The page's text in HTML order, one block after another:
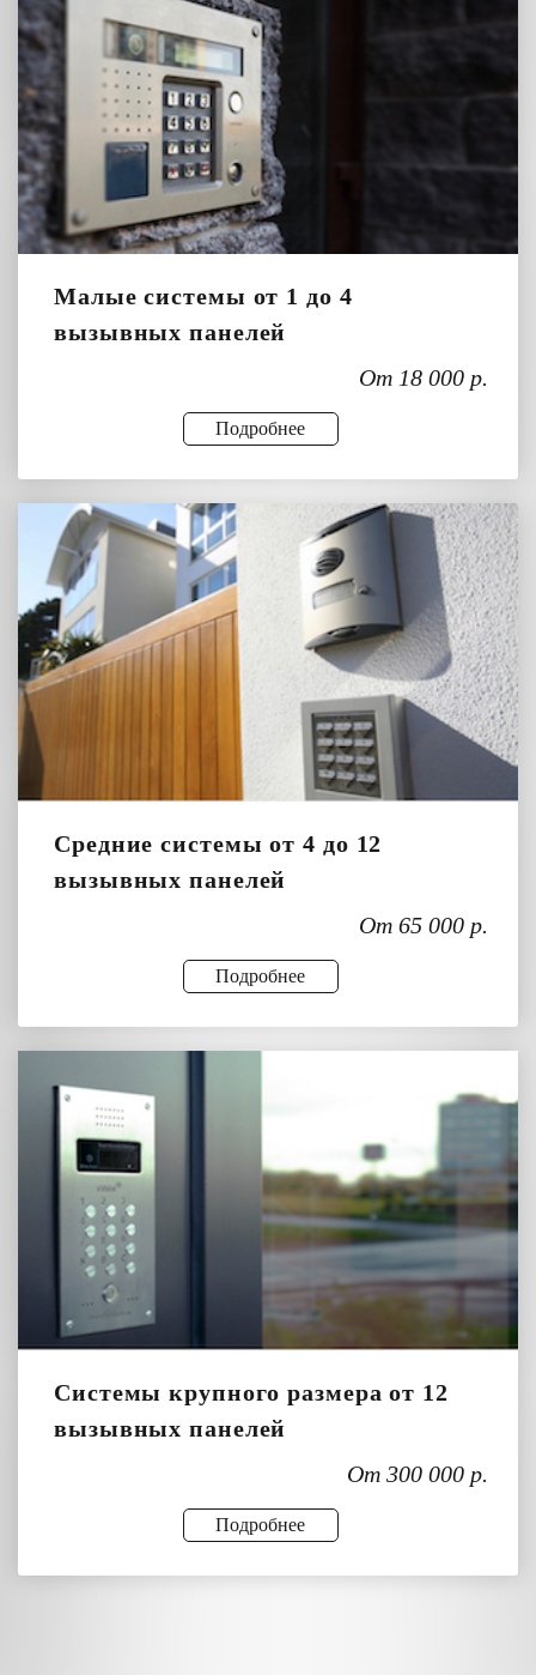
Малые системы от 1 до 4
вызывных панелей
От 18 000 р.
Подробнее
Средние системы от 4 до 12
вызывных панелей
От 65 000 р.
Подробнее
Системы крупного размера от 12
вызывных панелей
От 300 000 р.
Подробнее